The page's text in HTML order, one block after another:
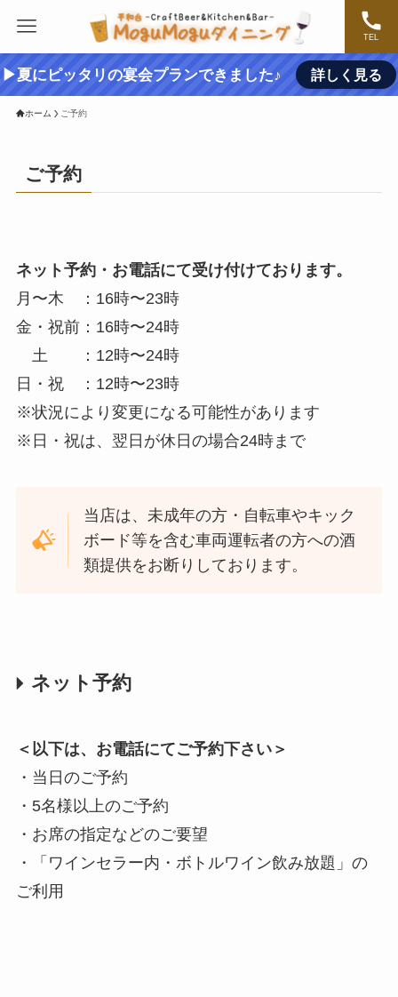
TEL
▶夏にピッタリの宴会プランできました♪ 詳しく見る
ホーム ご予約
ご予約
ネット予約・お電話にて受け付けております。
月〜木 ：16時〜23時
金・祝前：16時〜24時
土 ：12時〜24時
日・祝 ：12時〜23時
※状況により変更になる可能性があります
※日・祝は、翌日が休日の場合24時まで
当店は、未成年の方・自転車やキック
ボード等を含む車両運転者の方への酒
類提供をお断りしております。
ネット予約
＜以下は、お電話にてご予約下さい＞
・当日のご予約
・5名様以上のご予約
・お席の指定などのご要望
・「ワインセラー内・ボトルワイン飲み放題」の
ご利用